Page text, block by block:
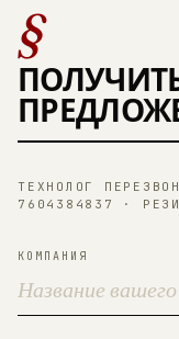
§
ТЕХНОЛОГ
7604384837 ·
КОМПАНИЯ